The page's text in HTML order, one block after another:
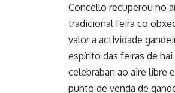
Concello recuperou no
tradicional feira co
valor a actividade
espírito das feiras de
celebraban ao aire libre
punto de venda de